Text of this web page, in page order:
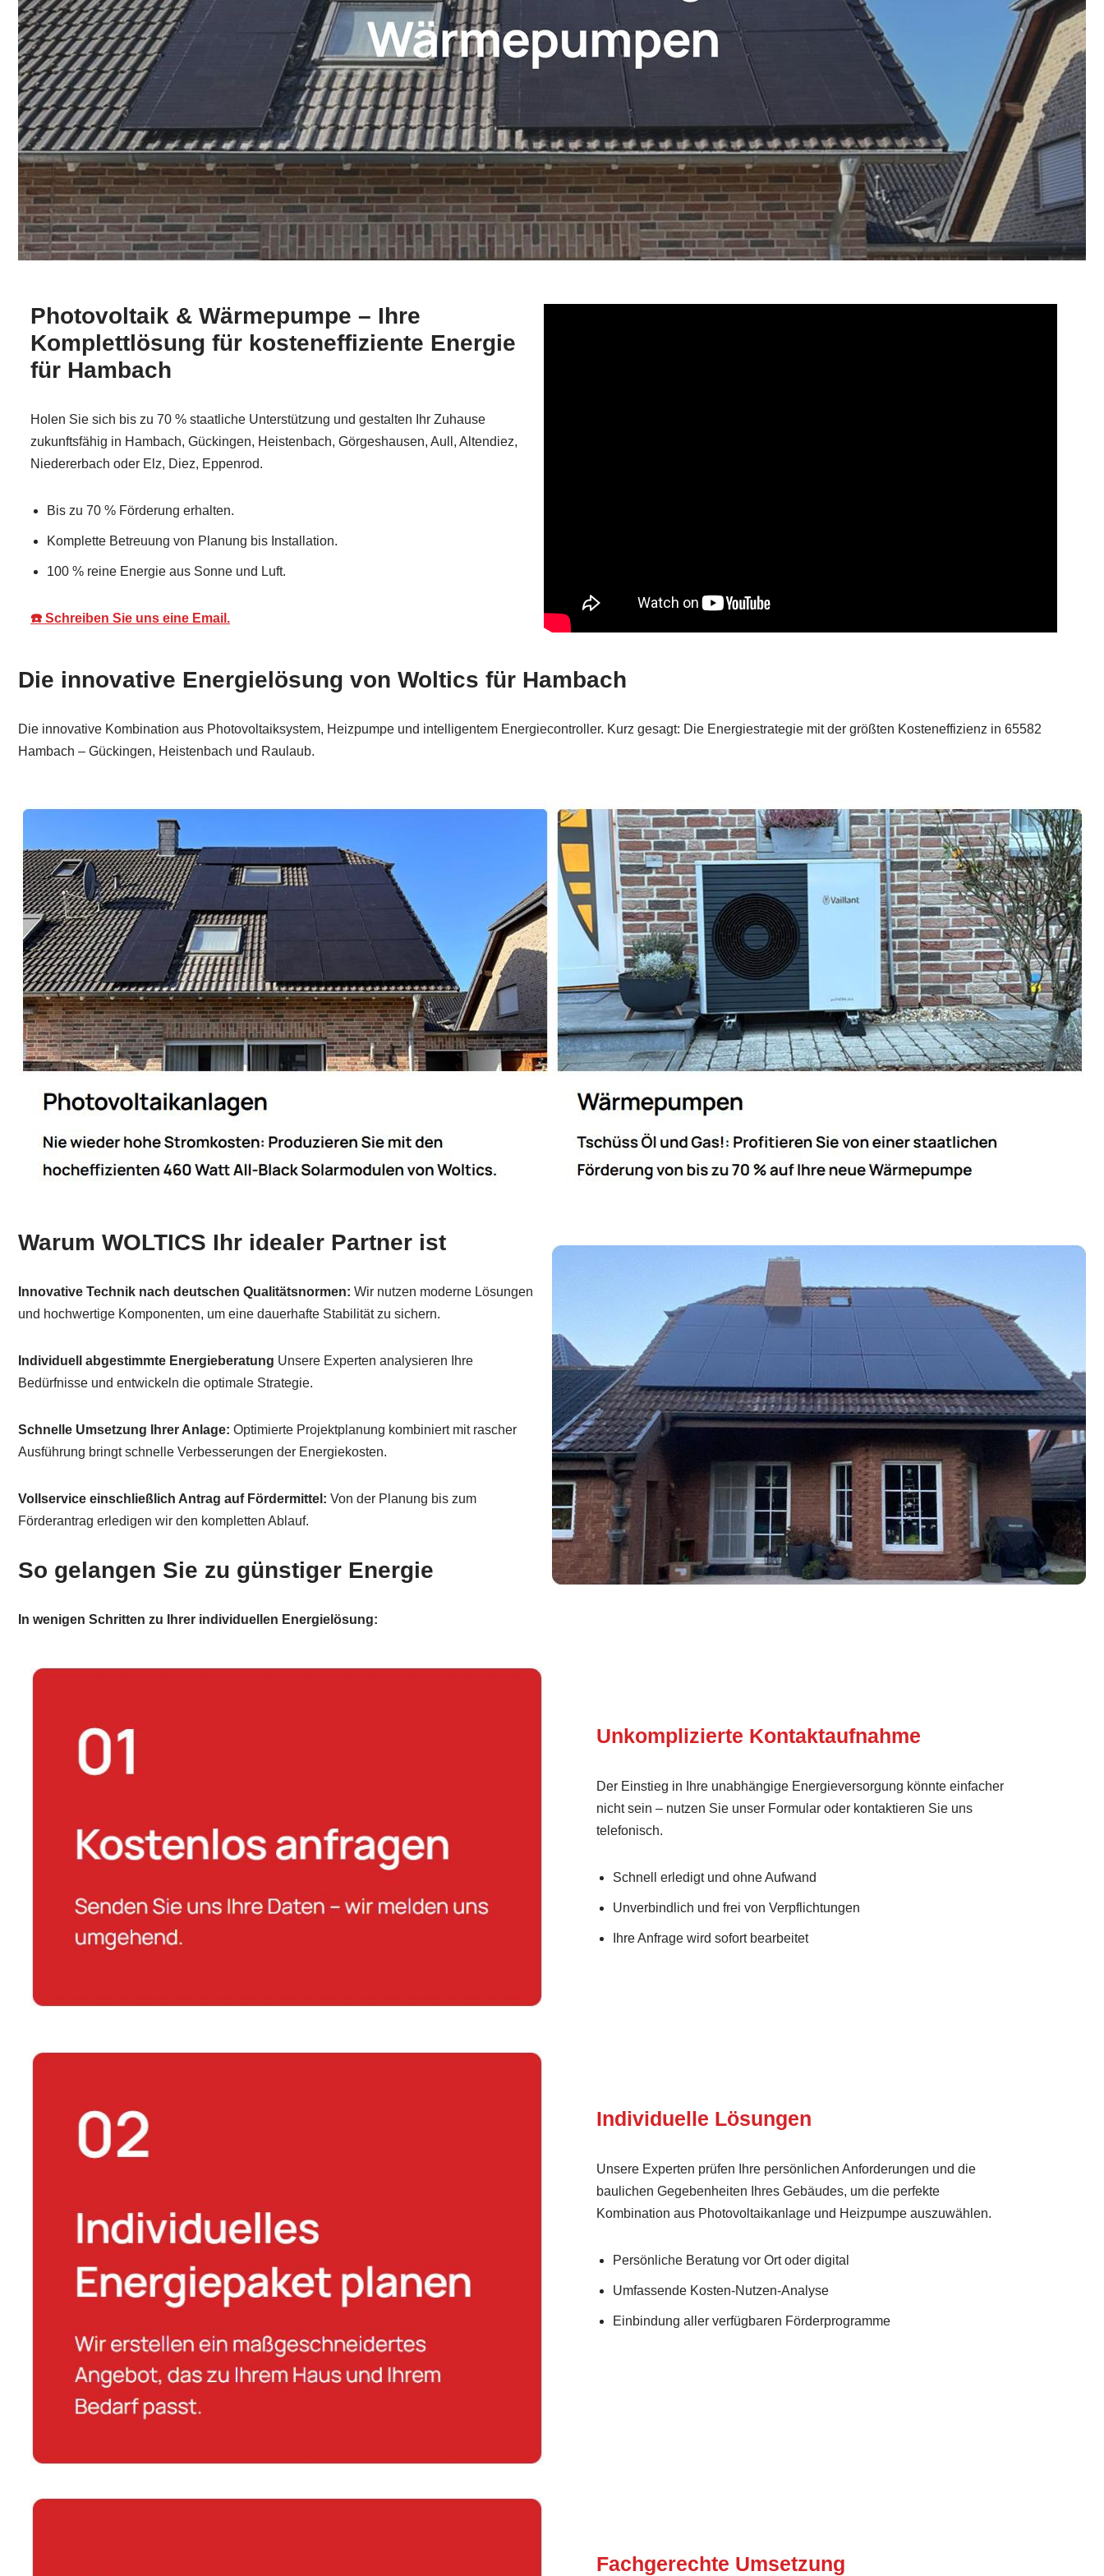
Photovoltaik & Wärmepumpe – Ihre
Komplettlösung für kosteneffiziente Energie
für Hambach
Holen Sie sich bis zu 70 % staatliche Unterstützung und gestalten Ihr Zuhause
zukunftsfähig in Hambach, Gückingen, Heistenbach, Görgeshausen, Aull, Altendiez,
Niedererbach oder Elz, Diez, Eppenrod.
Bis zu 70 % Förderung erhalten.
Komplette Betreuung von Planung bis Installation.
100 % reine Energie aus Sonne und Luft.
☎️ Schreiben Sie uns eine Email.
Die innovative Energielösung von Woltics für Hambach
Die innovative Kombination aus Photovoltaiksystem, Heizpumpe und intelligentem Energiecontroller. Kurz gesagt: Die Energiestrategie mit der größten Kosteneffizienz in 65582
Hambach – Gückingen, Heistenbach und Raulaub.
Warum WOLTICS Ihr idealer Partner ist
Innovative Technik nach deutschen Qualitätsnormen: Wir nutzen moderne Lösungen
und hochwertige Komponenten, um eine dauerhafte Stabilität zu sichern.
Individuell abgestimmte Energieberatung Unsere Experten analysieren Ihre
Bedürfnisse und entwickeln die optimale Strategie.
Schnelle Umsetzung Ihrer Anlage: Optimierte Projektplanung kombiniert mit rascher
Ausführung bringt schnelle Verbesserungen der Energiekosten.
Vollservice einschließlich Antrag auf Fördermittel: Von der Planung bis zum
Förderantrag erledigen wir den kompletten Ablauf.
So gelangen Sie zu günstiger Energie
In wenigen Schritten zu Ihrer individuellen Energielösung:
Unkomplizierte Kontaktaufnahme
Der Einstieg in Ihre unabhängige Energieversorgung könnte einfacher
nicht sein – nutzen Sie unser Formular oder kontaktieren Sie uns
telefonisch.
Schnell erledigt und ohne Aufwand
Unverbindlich und frei von Verpflichtungen
Ihre Anfrage wird sofort bearbeitet
Individuelle Lösungen
Unsere Experten prüfen Ihre persönlichen Anforderungen und die
baulichen Gegebenheiten Ihres Gebäudes, um die perfekte
Kombination aus Photovoltaikanlage und Heizpumpe auszuwählen.
Persönliche Beratung vor Ort oder digital
Umfassende Kosten-Nutzen-Analyse
Einbindung aller verfügbaren Förderprogramme
Fachgerechte Umsetzung